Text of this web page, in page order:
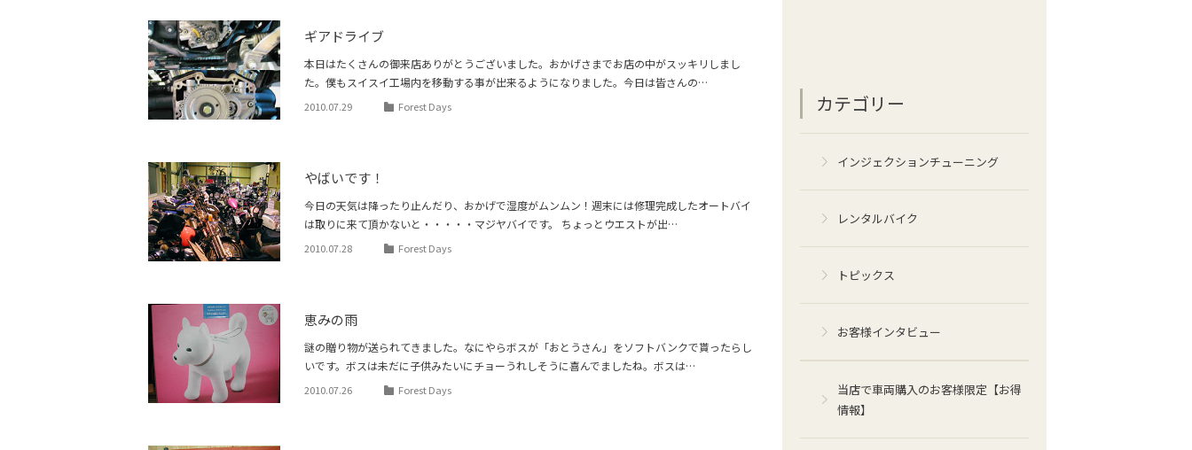
ギアドライブ
本日はたくさんの御来店ありがとうございました。おかげさまでお店の中がスッキリしまし
た。僕もスイスイ工場内を移動する事が出来るようになりました。今日は皆さんの…
2010.07.29 Forest Days
やばいです！
今日の天気は降ったり止んだり、おかげで湿度がムンムン！週末には修理完成したオートバイ
は取りに来て頂かないと・・・・・マジヤバイです。 ちょっとウエストが出…
2010.07.28 Forest Days
恵みの雨
謎の贈り物が送られてきました。なにやらボスが「おとうさん」をソフトバンクで貰ったらし
いです。ボスは未だに子供みたいにチョーうれしそうに喜んでましたね。ボスは…
2010.07.26 Forest Days
カテゴリー
インジェクションチューニング
レンタルバイク
トピックス
お客様インタビュー
当店で車両購入のお客様限定【お得
情報】